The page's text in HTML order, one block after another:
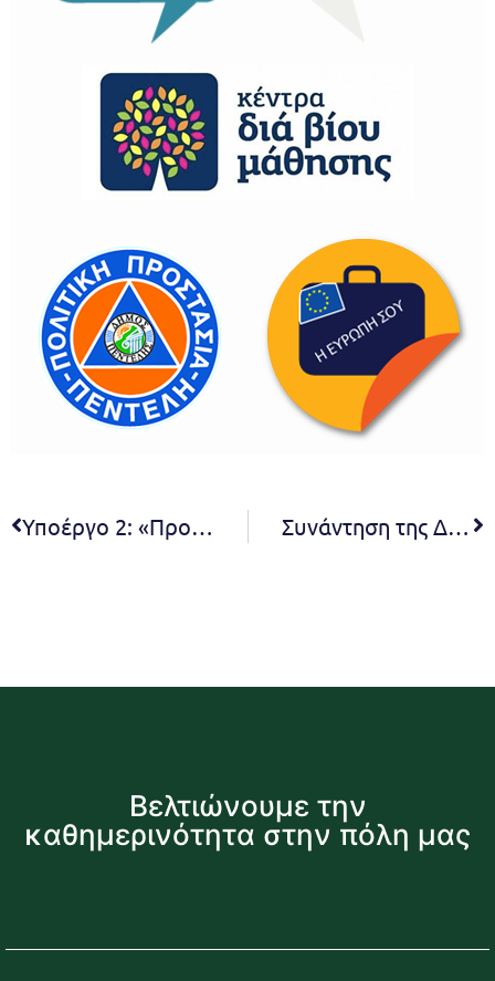
Υποέργο 2: «Προμήθεια ολοκληρωμένου συστήματος εντοπισμού πυρκαγιών στο Δήμο Πεντέλης» TMHMA 1«Προμήθεια εξοπλισμού παρακολούθησης δασικών πυρκαγιών σε πραγματικό χρόνο συμπεριλαμβανομένου εξοπλισμού Κέντρου Επιχειρήσεων Συνάντηση της Δημάρχου Πεντέλης με ειδικό κλιμάκιο του Υπουργείου Προστασίας του Πολίτη και της ΕΛ.ΑΣ. για θέματα ασφάλειας
Βελτιώνουμε την
καθημερινότητα στην πόλη μας